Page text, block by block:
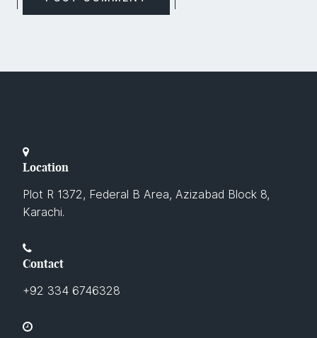
Location
Plot R 1372, Federal B Area, Azizabad Block 8,
Karachi.
Contact
+92 334 6746328